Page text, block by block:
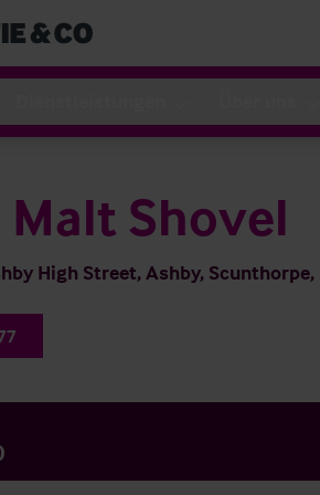
Malt Shovel
High Street, Ashby, Scunthorpe,